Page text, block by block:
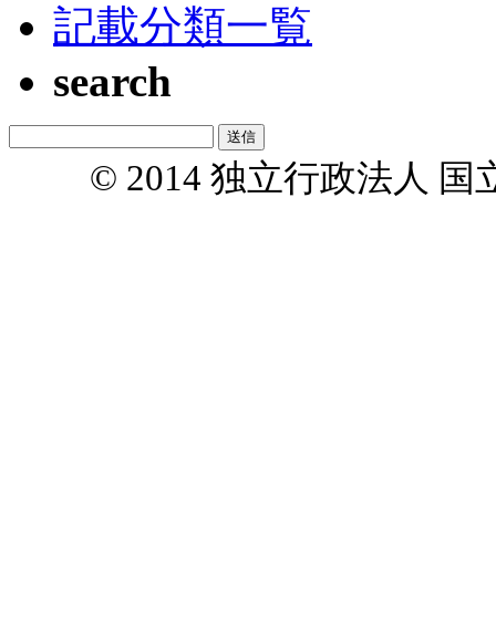
記載分類一覧
search
© 2014 独立行政法人 国